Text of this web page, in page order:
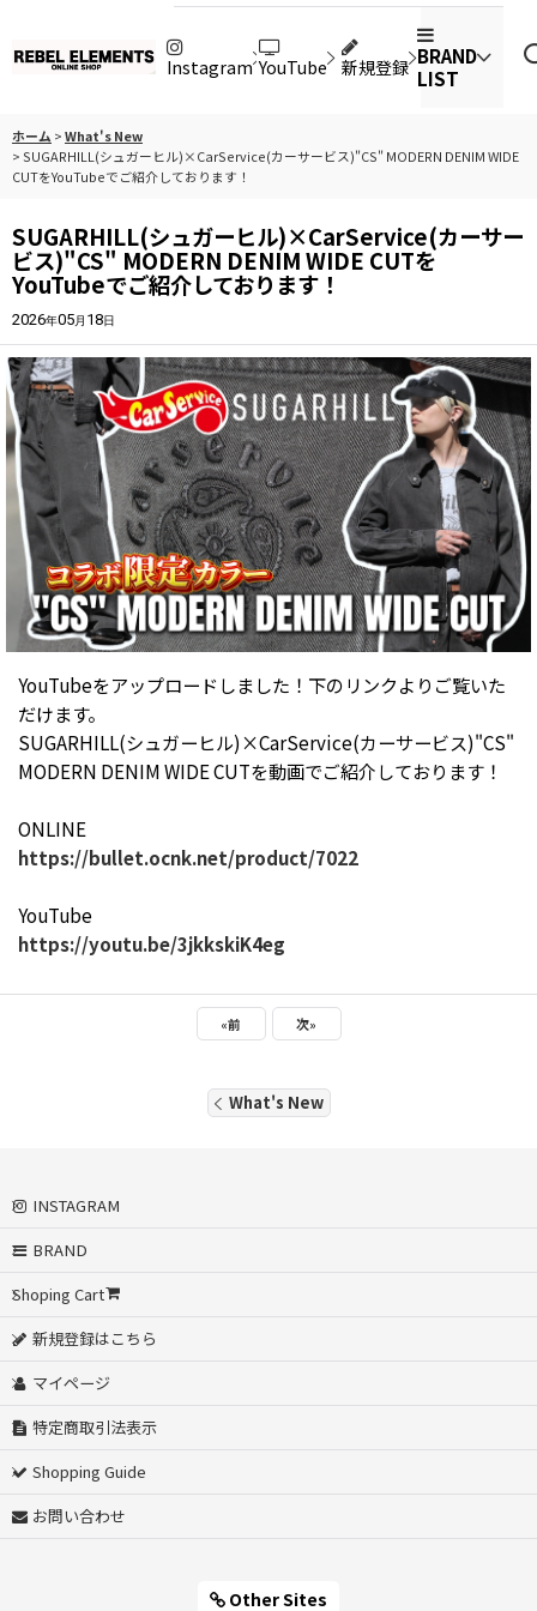
Instagram YouTube 新規登録 BRAND
LIST
ホーム >What's New
> SUGARHILL(シュガーヒル)×CarService(カーサービス)"CS" MODERN DENIM WIDE
CUTをYouTubeでご紹介しております！
SUGARHILL(シュガーヒル)×CarService(カーサー
ビス)"CS" MODERN DENIM WIDE CUTを
YouTubeでご紹介しております！
2026年05月 18日
YouTubeをアップロードしました！下のリンクよりご覧いた
だけます。
SUGARHILL(シュガーヒル)×CarService(カーサービス)"CS"
MODERN DENIM WIDE CUTを動画でご紹介しております！
ONLINE
https://bullet.ocnk.net/product/7022
YouTube
https://youtu.be/3jkkskiK4eg
«前 次»
What's New
INSTAGRAM
BRAND
Shoping Cart
新規登録はこちら
マイページ
特定商取引法表示
Shopping Guide
お問い合わせ
Other Sites